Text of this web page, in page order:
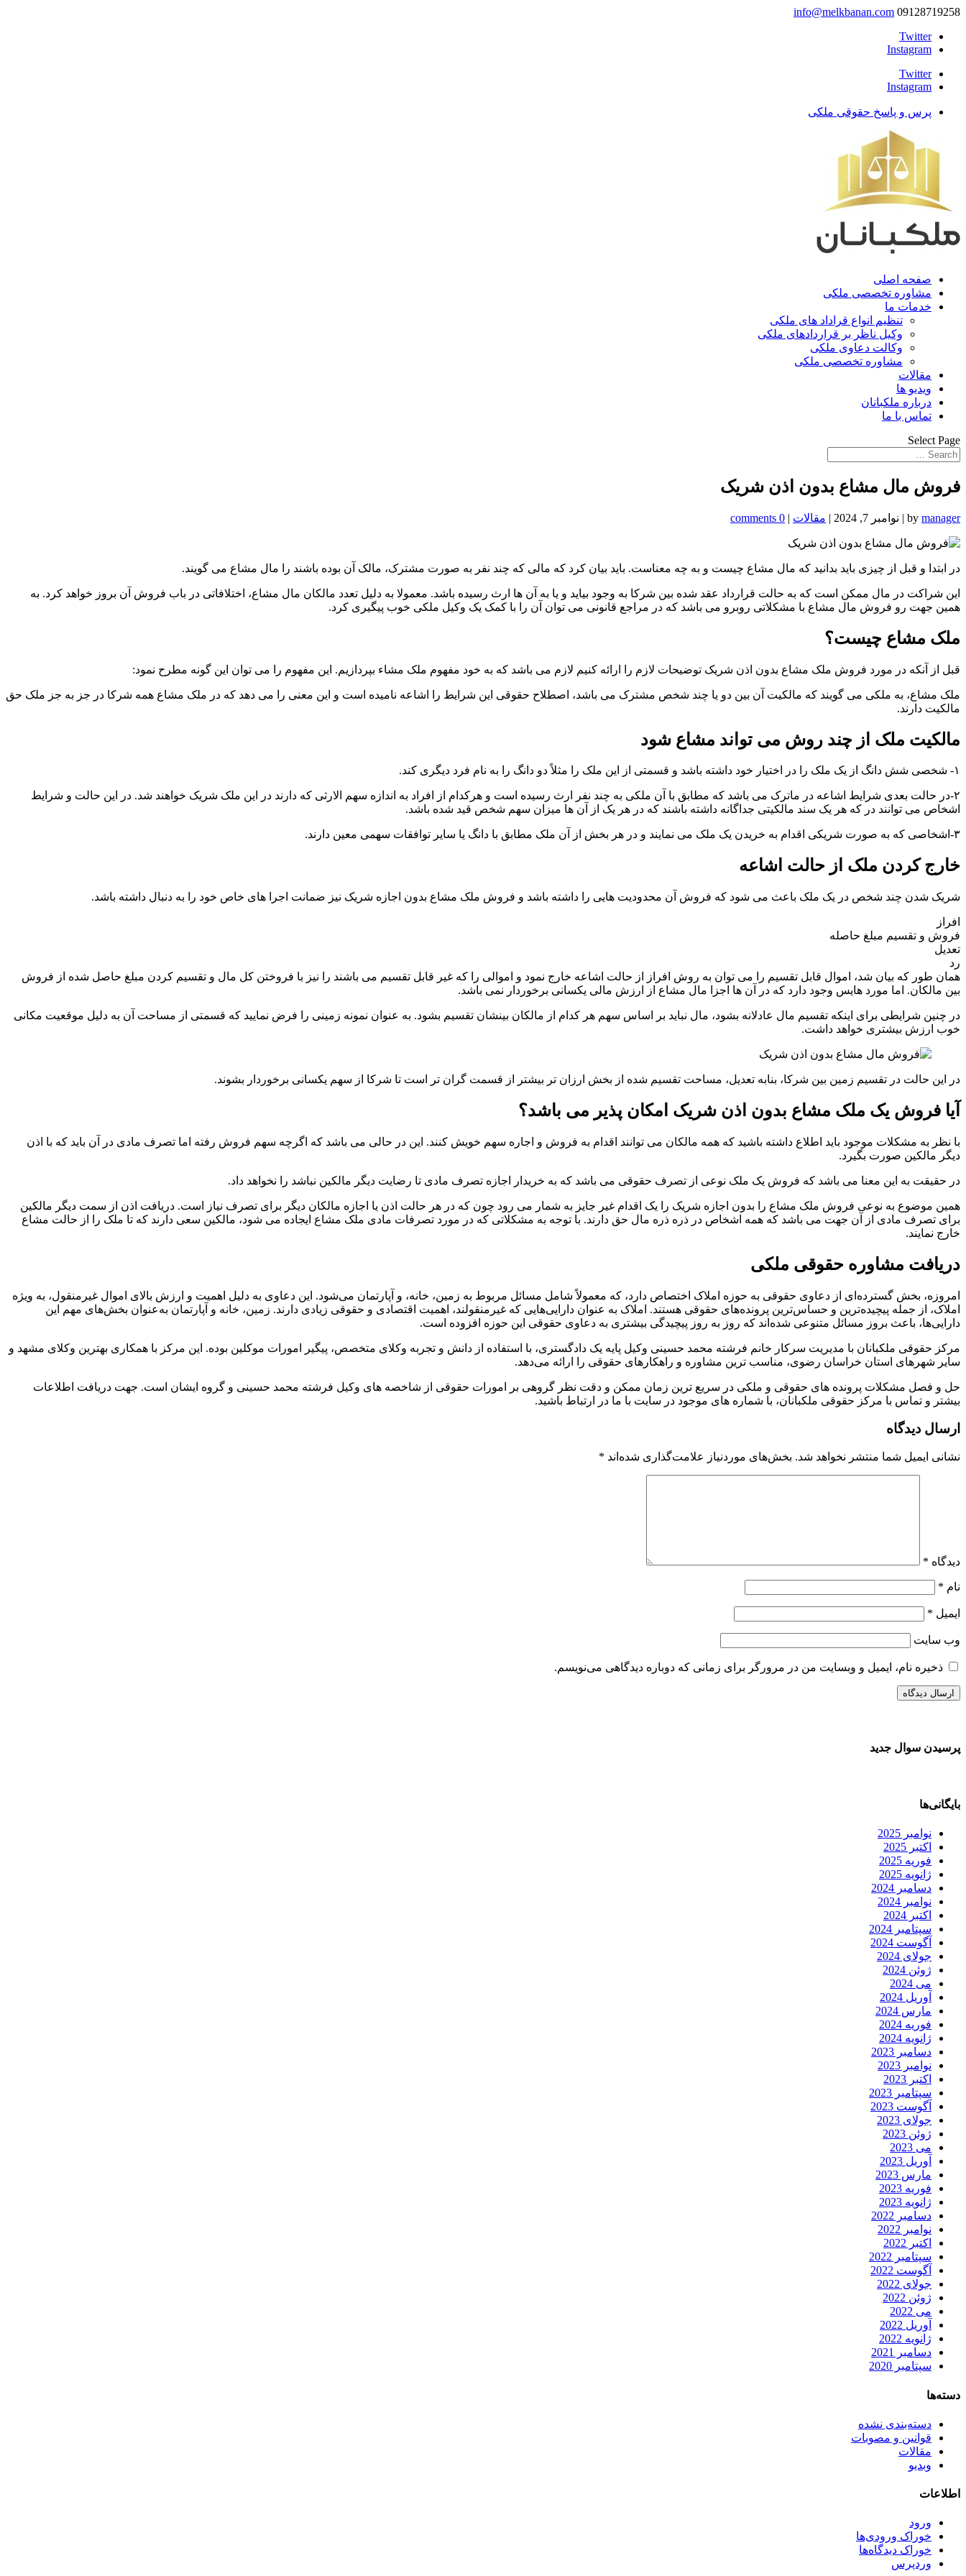
09128719258
info@melkbanan.com
Twitter
Instagram
Twitter
Instagram
پرس و پاسخ حقوقی ملکی
صفحه اصلی
مشاوره تخصصی ملکی
خدمات ما
تنظیم انواع قراداد های ملکی
وکیل ناظر بر قراردادهای ملکی
وکالت دعاوی ملکی
مشاوره تخصصی ملکی
مقالات
ویدیو ها
درباره ملکبانان
تماس با ما
Select Page
فروش مال مشاع بدون اذن شریک
by manager
| نوامبر 7, 2024 | مقالات |
0 comments
در ابتدا و قبل از چیزی باید بدانید که مال مشاع چیست و به چه معناست. باید بیان کرد که مالی که چند نفر به صورت مشترک، مالک آن بوده باشند را مال مشاع می گویند.
این شراکت در مال ممکن است که به حالت قرارداد عقد شده بین شرکا به وجود بیاید و یا به آن ها ارث رسیده باشد. معمولا به دلیل تعدد مالکان مال مشاع، اختلافاتی در باب فروش آن بروز خواهد کرد. به
همین جهت رو فروش مال مشاع با مشکلاتی روبرو می باشد که در مراجع قانونی می توان آن را با کمک یک وکیل ملکی خوب پیگیری کرد.
ملک مشاع چیست؟
قبل از آنکه در مورد فروش ملک مشاع بدون اذن شریک توضیحات لازم را ارائه کنیم لازم می باشد که به خود مفهوم ملک مشاء بپردازیم. این مفهوم را می توان این گونه مطرح نمود:
ملک مشاع، به ملکی می گویند که مالکیت آن بین دو یا چند شخص مشترک می باشد، اصطلاح حقوقی این شرایط را اشاعه نامیده است و این معنی را می دهد که در ملک مشاع همه شرکا در جز به جز ملک حق
مالکیت دارند.
مالکیت ملک از چند روش می تواند مشاع شود
۱- شخصی شش دانگ از یک ملک را در اختیار خود داشته باشد و قسمتی از این ملک را مثلاً دو دانگ را به نام فرد دیگری کند.
۲-در حالت بعدی شرایط اشاعه در ماترک می باشد که مطابق با آن ملکی به چند نفر ارث رسیده است و هرکدام از افراد به اندازه سهم الارثی که دارند در این ملک شریک خواهند شد. در این حالت و شرایط
اشخاص می توانند در که هر یک سند مالکیتی جداگانه داشته باشند که در هر یک از آن ها میزان سهم شخص قید شده باشد.
۳-اشخاصی که به صورت شریکی اقدام به خریدن یک ملک می نمایند و در هر بخش از آن ملک مطابق با دانگ یا سایر توافقات سهمی معین دارند.
خارج کردن ملک از حالت اشاعه
شریک شدن چند شخص در یک ملک باعث می شود که فروش آن محدودیت هایی را داشته باشد و فروش ملک مشاع بدون اجازه شریک نیز ضمانت اجرا های خاص خود را به دنبال داشته باشد.
افراز
فروش و تقسیم مبلغ حاصله
تعدیل
رد
همان طور که بیان شد، اموال قابل تقسیم را می توان به روش افراز از حالت اشاعه خارج نمود و اموالی را که غیر قابل تقسیم می باشند را نیز با فروختن کل مال و تقسیم کردن مبلغ حاصل شده از فروش
بین مالکان. اما مورد هایس وجود دارد که در آن ها اجزا مال مشاع از ارزش مالی یکسانی برخوردار نمی باشد.
در چنین شرایطی برای اینکه تقسیم مال عادلانه بشود، مال نباید بر اساس سهم هر کدام از مالکان بینشان تقسیم بشود. به عنوان نمونه زمینی را فرض نمایید که قسمتی از مساحت آن به دلیل موقعیت مکانی
خوب ارزش بیشتری خواهد داشت.
در این حالت در تقسیم زمین بین شرکا، بنابه تعدیل، مساحت تقسیم شده از بخش ارزان تر بیشتر از قسمت گران تر است تا شرکا از سهم یکسانی برخوردار بشوند.
آیا فروش یک ملک مشاع بدون اذن شریک امکان پذیر می باشد؟
با نظر به مشکلات موجود باید اطلاع داشته باشید که همه مالکان می توانند اقدام به فروش و اجاره سهم خویش کنند. این در حالی می باشد که اگرچه سهم فروش رفته اما تصرف مادی در آن باید که با اذن
دیگر مالکین صورت بگیرد.
در حقیقت به این معنا می باشد که فروش یک ملک نوعی از تصرف حقوقی می باشد که به خریدار اجازه تصرف مادی تا رضایت دیگر مالکین نباشد را نخواهد داد‌‌.
همین موضوع به نوعی فروش ملک مشاع را بدون اجازه شریک را یک اقدام غیر جایز به شمار می رود چون که در هر حالت اذن یا اجازه مالکان دیگر برای تصرف نیاز است. دریافت اذن از سمت دیگر مالکین
برای تصرف مادی از آن جهت می باشد که همه اشخاص در ذره ذره مال حق دارند. با توجه به مشکلاتی که در مورد تصرفات مادی ملک مشاع ایجاده می شود، مالکین سعی دارند که تا ملک را از حالت مشاع
خارج نمایند.
دریافت مشاوره حقوقی ملکی
امروزه، بخش گسترده‌ای از دعاوی حقوقی به حوزه املاک اختصاص دارد، که معمولاً شامل مسائل مربوط به زمین، خانه، و آپارتمان می‌شود. این دعاوی به دلیل اهمیت و ارزش بالای اموال غیرمنقول، به ویژه
املاک، از جمله پیچیده‌ترین و حساس‌ترین پرونده‌های حقوقی هستند. املاک به عنوان دارایی‌هایی که غیرمنقولند، اهمیت اقتصادی و حقوقی زیادی دارند. زمین، خانه و آپارتمان به‌عنوان بخش‌های مهم این
دارایی‌ها، باعث بروز مسائل متنوعی شده‌اند که روز به روز پیچیدگی بیشتری به دعاوی حقوقی این حوزه افزوده است.
مرکز حقوقی ملکبانان با مدیریت سرکار خانم فرشته محمد حسینی وکیل پایه یک دادگستری، با استفاده از دانش و تجربه وکلای متخصص، پیگیر امورات موکلین بوده. این مرکز با همکاری بهترین وکلای مشهد و
سایر شهرهای استان خراسان رضوی، مناسب ترین مشاوره و راهکارهای حقوقی را ارائه می‌دهد.
حل و فصل مشکلات پرونده های حقوقی و ملکی در سریع ترین زمان ممکن و دقت نظر گروهی بر امورات حقوقی از شاخصه های وکیل فرشته محمد حسینی و گروه ایشان است. جهت دریافت اطلاعات
بیشتر و تماس با مرکز حقوقی ملکبانان، با شماره های موجود در سایت با ما در ارتباط باشید‌.
ارسال دیدگاه
نشانی ایمیل شما منتشر نخواهد شد. بخش‌های موردنیاز علامت‌گذاری شده‌اند *
دیدگاه *
نام *
ایمیل *
وب‌ سایت
ذخیره نام، ایمیل و وبسایت من در مرورگر برای زمانی که دوباره دیدگاهی می‌نویسم.
پرسیدن سوال جدید
بایگانی‌ها
نوامبر 2025
اکتبر 2025
فوریه 2025
ژانویه 2025
دسامبر 2024
نوامبر 2024
اکتبر 2024
سپتامبر 2024
آگوست 2024
جولای 2024
ژوئن 2024
می 2024
آوریل 2024
مارس 2024
فوریه 2024
ژانویه 2024
دسامبر 2023
نوامبر 2023
اکتبر 2023
سپتامبر 2023
آگوست 2023
جولای 2023
ژوئن 2023
می 2023
آوریل 2023
مارس 2023
فوریه 2023
ژانویه 2023
دسامبر 2022
نوامبر 2022
اکتبر 2022
سپتامبر 2022
آگوست 2022
جولای 2022
ژوئن 2022
می 2022
آوریل 2022
ژانویه 2022
دسامبر 2021
سپتامبر 2020
دسته‌ها
دسته‌بندی نشده
قوانین و مصوبات
مقالات
وبدیو
اطلاعات
ورود
خوراک ورودی‌ها
خوراک دیدگاه‌ها
وردپرس